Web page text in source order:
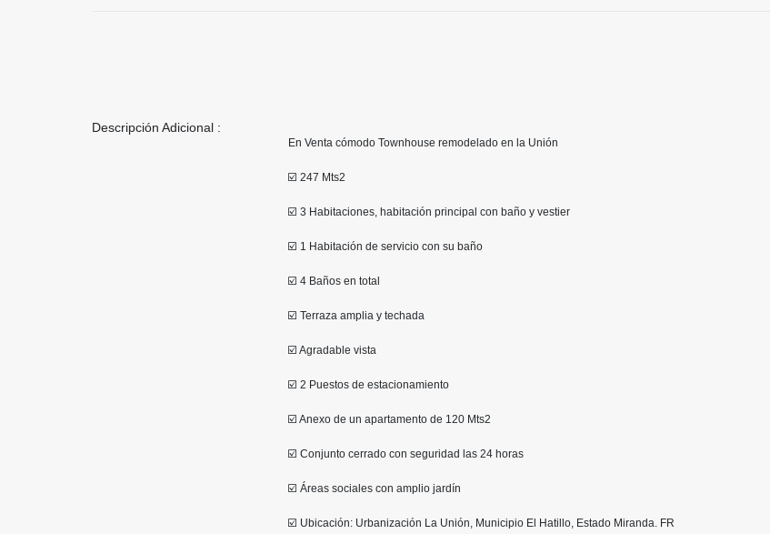
Descripción Adicional :
En Venta cómodo Townhouse remodelado en la Unión
☑️ 247 Mts2
☑️ 3 Habitaciones, habitación principal con baño y vestier
☑️ 1 Habitación de servicio con su baño
☑️ 4 Baños en total
☑️ Terraza amplia y techada
☑️ Agradable vista
☑️ 2 Puestos de estacionamiento
☑️ Anexo de un apartamento de 120 Mts2
☑️ Conjunto cerrado con seguridad las 24 horas
☑️ Áreas sociales con amplio jardín
☑️ Ubicación: Urbanización La Unión, Municipio El Hatillo, Estado Miranda. FR